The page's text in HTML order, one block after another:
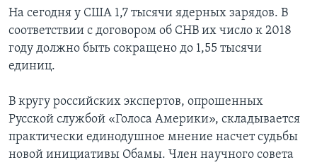
На сегодня у США 1,7 тысячи ядерных зарядов. В
соответствии с договором об СНВ их число к 2018
году должно быть сокращено до 1,55 тысячи
единиц.
В кругу российских экспертов, опрошенных
Русской службой «Голоса Америки», складывается
практически единодушное мнение насчет судьбы
новой инициативы Обамы. Член научного совета